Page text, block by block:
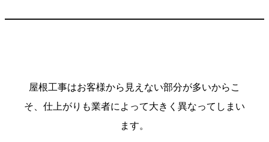
屋根工事はお客様から見えない部分が多いからこ
そ、仕上がりも業者によって大きく異なってしまい
ます。